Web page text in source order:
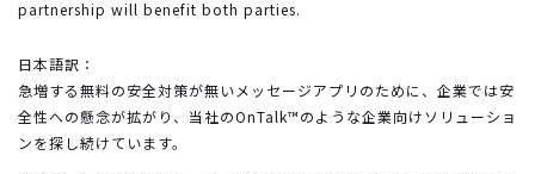
partnership will benefit both parties.
日本語訳：
急増する無料の安全対策が無いメッセージアプリのために、企業では安
全性への懸念が拡がり、当社のOnTalk™のような企業向けソリューショ
ンを探し続けています。